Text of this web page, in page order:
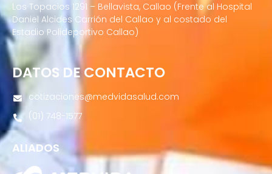
Los Topacios 1291 – Bellavista, Callao (Frente al Hospital
Daniel Alcides Carrión del Callao y al costado del
Estadio Polideportivo Callao)
DATOS DE CONTACTO
cotizaciones@medvidasalud.com
(01) 748-1577
ALIADOS